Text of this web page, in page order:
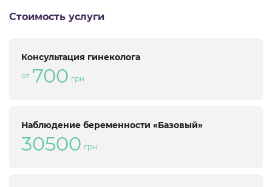
Стоимость услуги
Консультация гинеколога
от 700 грн
Наблюдение беременности «Базовый»
30500 грн